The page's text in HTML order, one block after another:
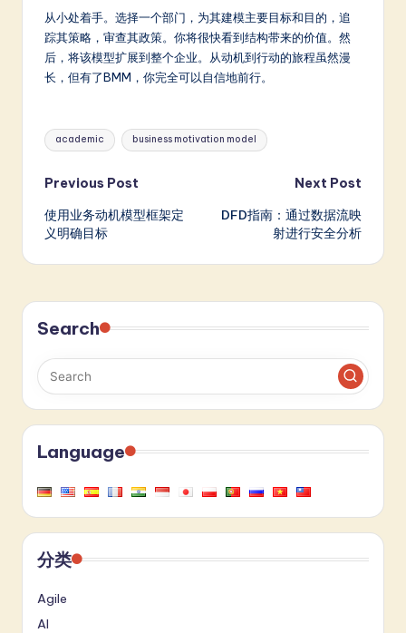
从小处着手。选择一个部门，为其建模主要目标和目的，追
踪其策略，审查其政策。你将很快看到结构带来的价值。然
后，将该模型扩展到整个企业。从动机到行动的旅程虽然漫
长，但有了BMM，你完全可以自信地前行。
Tags:
academic business motivation model
Post
navigation
Previous Post
使用业务动机模型框架定
义明确目标
Next Post
DFD指南：通过数据流映
射进行安全分析
Search
Language
分类
Agile
AI